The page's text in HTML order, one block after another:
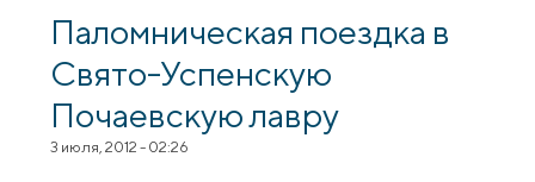
Паломническая поездка в
Свято-Успенскую
Почаевскую лавру
3 июля, 2012 - 02:26